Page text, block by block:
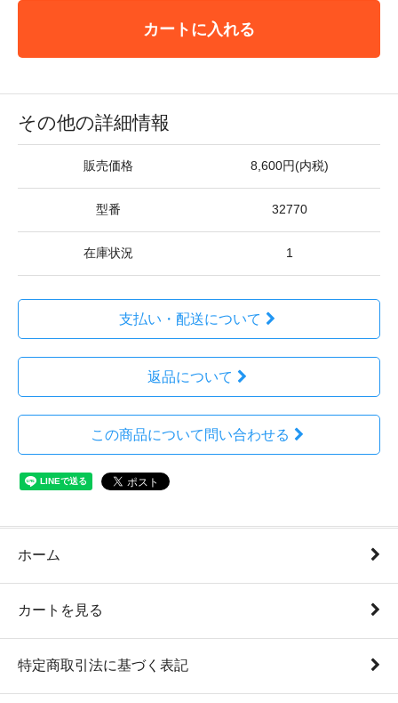
カートに入れる
その他の詳細情報
販売価格 8,600円(内税)
型番 32770
在庫状況 1
支払い・配送について
返品について
この商品について問い合わせる
ホーム
カートを見る
特定商取引法に基づく表記